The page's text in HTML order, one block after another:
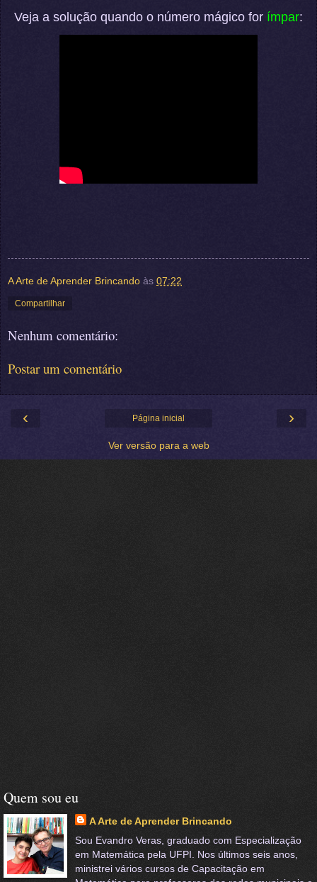
Veja a solução quando o número mágico for ímpar:
A Arte de Aprender Brincando às 07:22
Compartilhar
Nenhum comentário:
Postar um comentário
‹ ›
Página inicial
Ver versão para a web
Quem sou eu
A Arte de Aprender Brincando
Sou Evandro Veras, graduado com Especialização
em Matemática pela UFPI. Nos últimos seis anos,
ministrei vários cursos de Capacitação em